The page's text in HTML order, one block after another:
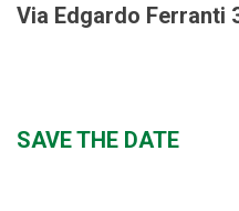
Via Edgardo Ferranti
SAVE THE DATE